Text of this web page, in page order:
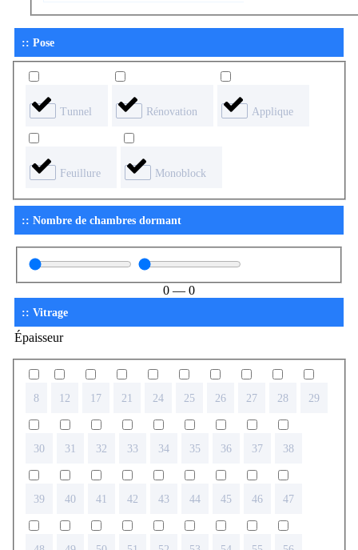
:: Pose
Tunnel Rénovation Applique
Feuillure Monoblock
:: Nombre de chambres dormant
0 — 0
:: Vitrage
Épaisseur
8 12 17 21 24 25 26 27 28 29
30 31 32 33 34 35 36 37 38
39 40 41 42 43 44 45 46 47